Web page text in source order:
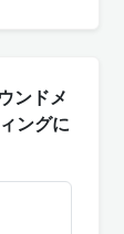
ンドメ
ングに